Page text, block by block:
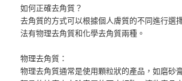
如何正確去角質？
去角質的方式可以根據個人膚質的不同進行選
法有物理去角質和化學去角質兩種。
物理去角質：
物理去角質通常是使用顆粒狀的產品，如磨砂